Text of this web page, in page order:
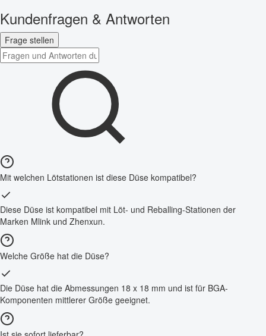
Kundenfragen & Antworten
Frage stellen
Mit welchen Lötstationen ist diese Düse kompatibel?
Diese Düse ist kompatibel mit Löt- und Reballing-Stationen der
Marken Mlink und Zhenxun.
Welche Größe hat die Düse?
Die Düse hat die Abmessungen 18 x 18 mm und ist für BGA-
Komponenten mittlerer Größe geeignet.